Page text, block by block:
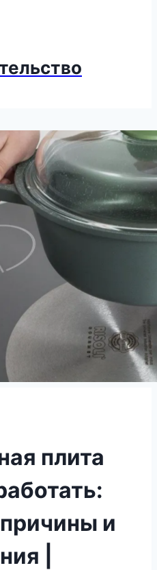
плита
и
|